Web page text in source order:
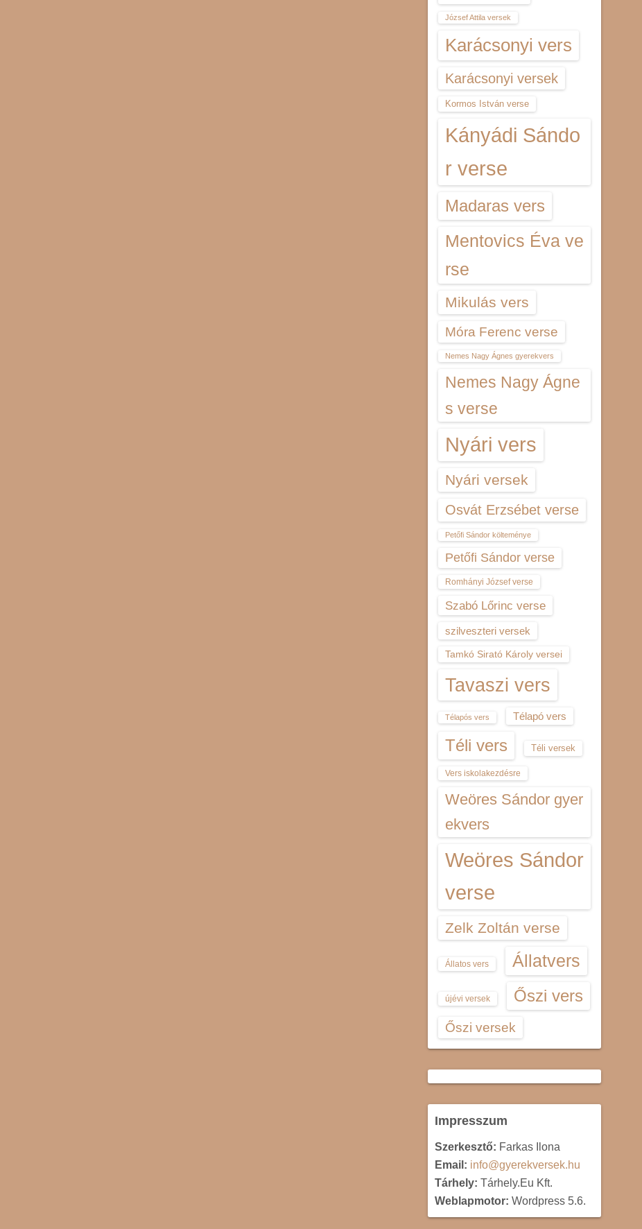
József Attila versek
Karácsonyi vers
Karácsonyi versek
Kormos István verse
Kányádi Sándo
r verse
Madaras vers
Mentovics Éva ve
rse
Mikulás vers
Móra Ferenc verse
Nemes Nagy Ágnes gyerekvers
Nemes Nagy Ágne
s verse
Nyári vers
Nyári versek
Osvát Erzsébet verse
Petőfi Sándor költeménye
Petőfi Sándor verse
Romhányi József verse
Szabó Lőrinc verse
szilveszteri versek
Tamkó Sirató Károly versei
Tavaszi vers
Télapós vers Télapó vers
Téli vers Téli versek
Vers iskolakezdésre
Weöres Sándor gyer
ekvers
Weöres Sándor
verse
Zelk Zoltán verse
Állatos vers Állatvers
újévi versek Őszi vers
Őszi versek
Impresszum
Szerkesztő: Farkas Ilona
Email: info@gyerekversek.hu
Tárhely: Tárhely.Eu Kft.
Weblapmotor: Wordpress 5.6.